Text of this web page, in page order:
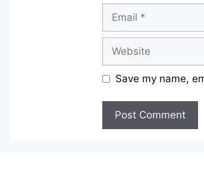
Save my name,